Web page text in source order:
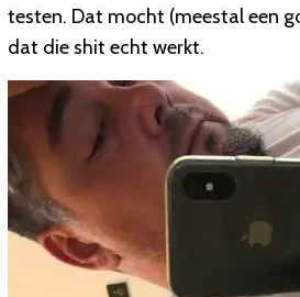
testen. Dat mocht (meestal een
dat die shit echt werkt.